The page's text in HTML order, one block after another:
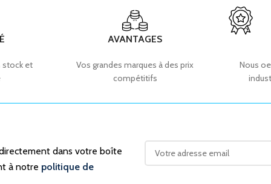
stock et
AVANTAGES
Vos grandes marques à des prix
compétitifs
Nous
dans votre boîte
à notre politique de